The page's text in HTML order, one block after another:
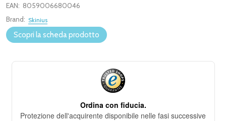
EAN: 8059006680046
Brand: Skinius
Scopri la scheda prodotto